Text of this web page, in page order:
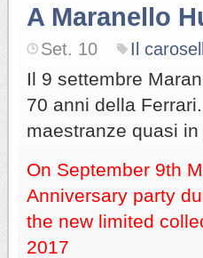
A Maranello
Set. 10 Il
Il 9 settembre
70 anni della
maestranze quasi
On September 9th
Anniversary party
the new limited
2017